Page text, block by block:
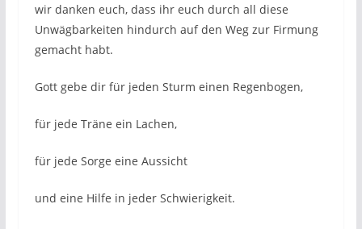
wir danken euch, dass ihr euch durch all diese
Unwägbarkeiten hindurch auf den Weg zur Firmung
gemacht habt.
Gott gebe dir für jeden Sturm einen Regenbogen,
für jede Träne ein Lachen,
für jede Sorge eine Aussicht
und eine Hilfe in jeder Schwierigkeit.